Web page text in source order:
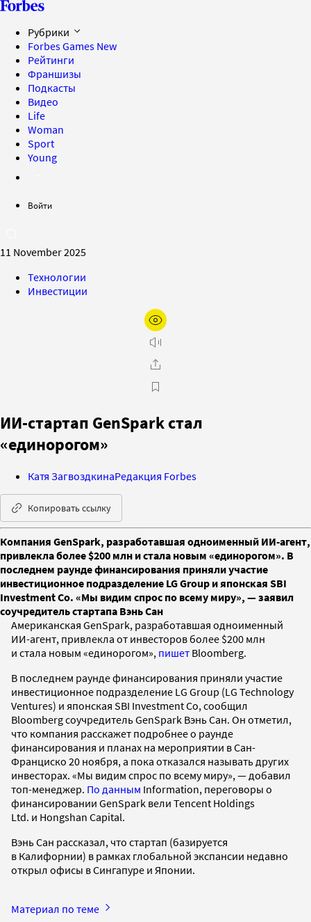
Рубрики
Forbes Games New
Рейтинги
Франшизы
Подкасты
Видео
Life
Woman
Sport
Young
Войти
11 November 2025
Технологии
Инвестиции
ИИ-стартап GenSpark стал
«единорогом»
Катя ЗагвоздкинаРедакция Forbes
Копировать ссылку
Компания GenSpark, разработавшая одноименный ИИ-агент,
привлекла более $200 млн и стала новым «единорогом». В
последнем раунде финансирования приняли участие
инвестиционное подразделение LG Group и японская SBI
Investment Co. «Мы видим спрос по всему миру», — заявил
соучредитель стартапа Вэнь Сан
Американская GenSpark, разработавшая одноименный
ИИ-агент, привлекла от инвесторов более $200 млн
и стала новым «единорогом», пишет Bloomberg.
В последнем раунде финансирования приняли участие
инвестиционное подразделение LG Group (LG Technology
Ventures) и японская SBI Investment Co, сообщил
Bloomberg соучредитель GenSpark Вэнь Сан. Он отметил,
что компания расскажет подробнее о раунде
финансирования и планах на мероприятии в Сан-
Франциско 20 ноября, а пока отказался называть других
инвесторах. «Мы видим спрос по всему миру», — добавил
топ-менеджер. По данным Information, переговоры о
финансировании GenSpark вели Tencent Holdings
Ltd. и Hongshan Capital.
Вэнь Сан рассказал, что стартап (базируется
в Калифорнии) в рамках глобальной экспансии недавно
открыл офисы в Сингапуре и Японии.
Материал по теме